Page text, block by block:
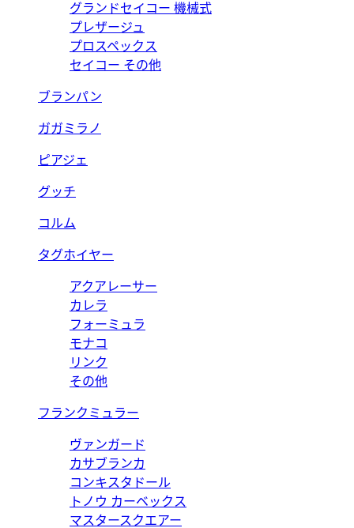
グランドセイコー 機械式
プレザージュ
プロスペックス
セイコー その他
ブランパン
ガガミラノ
ピアジェ
グッチ
コルム
タグホイヤー
アクアレーサー
カレラ
フォーミュラ
モナコ
リンク
その他
フランクミュラー
ヴァンガード
カサブランカ
コンキスタドール
トノウ カーベックス
マスタースクエアー